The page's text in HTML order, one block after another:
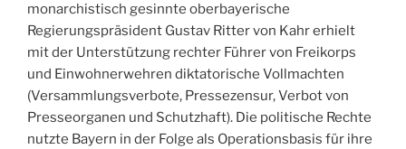
monarchistisch gesinnte oberbayerische
Regierungspräsident Gustav Ritter von Kahr erhielt
mit der Unterstützung rechter Führer von Freikorps
und Einwohnerwehren diktatorische Vollmachten
(Versammlungsverbote, Pressezensur, Verbot von
Presseorganen und Schutzhaft). Die politische Rechte
nutzte Bayern in der Folge als Operationsbasis für ihre